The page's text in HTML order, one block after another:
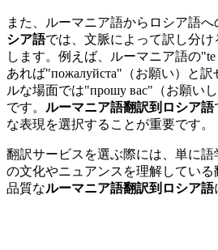
また、ルーマニア語からロシア語へ
シア語では、文脈によって訳し分
します。例えば、ルーマニア語の
あれば"пожалуйста"（お願い）と
ルな場面では"прошу вас"（お願い
です。 ルーマニア語翻訳到ロシア語
な表現を選択することが重要です。
翻訳サービスを選ぶ際には、単に
の文化やニュアンスを理解してい
品質なルーマニア語翻訳到ロシア語